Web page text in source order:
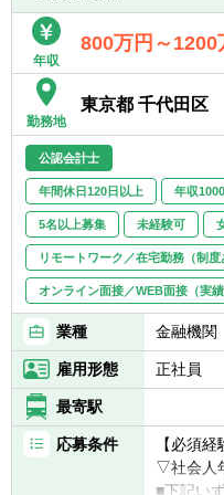
みを理解
が求めら
【職場の
者で構成
持つ専門
です。
■リモー
を軽減す
ミュニケ
います。
■IRや法
協働も多
豊富にあ
【キャリ
■経営に
に上位の
年収
800万円～1200
勤務地
東京都 千代田区
公認会計士
年間休日120日以上 年収
5名以上募集 未経験可
リモートワーク／在宅勤務（制度
オンライン面接／WEB面接（実績
業種 金融機関
雇用形態 正社員
最寄駅
応募条件
【必須経
▽社会人
■下記い